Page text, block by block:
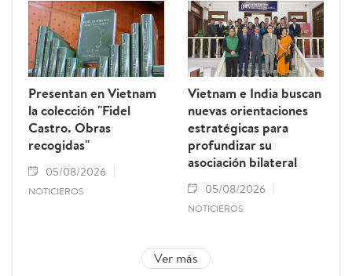
Presentan en Vietnam
la colección "Fidel
Castro. Obras
recogidas"
05/08/2026
NOTICIEROS
Vietnam e India buscan
nuevas orientaciones
estratégicas para
profundizar su
asociación bilateral
05/08/2026
NOTICIEROS
Ver más